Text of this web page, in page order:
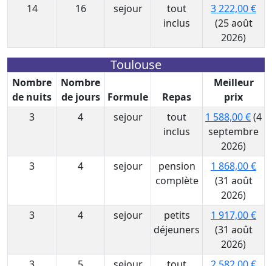
14
16 sejour
tout
inclus
3 222,00 €
(25 août
2026)
Toulouse
Nombre
de nuits
Nombre
de jours
Formule Repas
Meilleur
prix
3
4 sejour
tout
inclus
1 588,00 €(4
septembre
2026)
3
4 sejour
pension
complète
1 868,00 €
(31 août
2026)
3
4 sejour
petits
déjeuners
1 917,00 €
(31 août
2026)